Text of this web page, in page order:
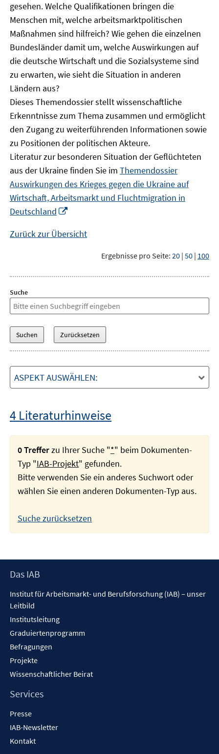
gesehen. Welche Qualifikationen bringen die
Menschen mit, welche arbeitsmarktpolitischen
Maßnahmen sind hilfreich? Wie gehen die einzelnen
Bundesländer damit um, welche Auswirkungen auf
die deutsche Wirtschaft und die Sozialsysteme sind
zu erwarten, wie sieht die Situation in anderen
Ländern aus?
Dieses Themendossier stellt wissenschaftliche
Erkenntnisse zum Thema zusammen und ermöglicht
den Zugang zu weiterführenden Informationen sowie
zu Positionen der politischen Akteure.
Literatur zur besonderen Situation der Geflüchteten
aus der Ukraine finden Sie im Themendossier
Auswirkungen des Krieges gegen die Ukraine auf
Wirtschaft, Arbeitsmarkt und Fluchtmigration in
Deutschland
Fenster
Zurück zur Übersicht
Ergebnisse pro Seite: 20 | 50 | 100
Suche
ASPEKT AUSWÄHLEN:
4 Literaturhinweise
0 Trefferzu Ihrer Suche "*" beim Dokumenten-
Typ "IAB-Projekt" gefunden.
Bitte verwenden Sie ein anderes Suchwort oder
wählen Sie einen anderen Dokumenten-Typ aus.
Suche zurücksetzen
Footer
Das IAB
Institut für Arbeitsmarkt- und Berufsforschung (IAB) – unser
Leitbild
Institutsleitung
Graduiertenprogramm
Befragungen
Projekte
Wissenschaftlicher Beirat
Services
Presse
IAB-Newsletter
Kontakt